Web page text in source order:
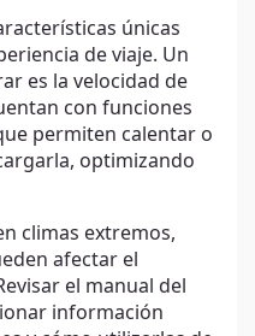
únicas
de viaje. Un
es la velocidad de
con funciones
permiten calentar o
optimizando
climas extremos,
afectar el
el manual del
información